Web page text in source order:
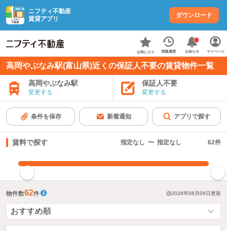
ニフティ不動産
賃貸アプリ
ダウンロード
お気に入り 閲覧履歴 お知らせ マイページ
高岡やぶなみ駅(富山県)近くの保証人不要の賃貸物件一覧
高岡やぶなみ駅
変更する
保証人不要
変更する
条件を保存 新着通知 アプリで探す
賃料で探す 指定なし 〜 指定なし 62件
物件数62件 2026年08月06日更新